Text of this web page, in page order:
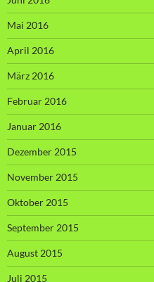
Mai 2016
April 2016
März 2016
Februar 2016
Januar 2016
Dezember 2015
November 2015
Oktober 2015
September 2015
August 2015
Juli 2015